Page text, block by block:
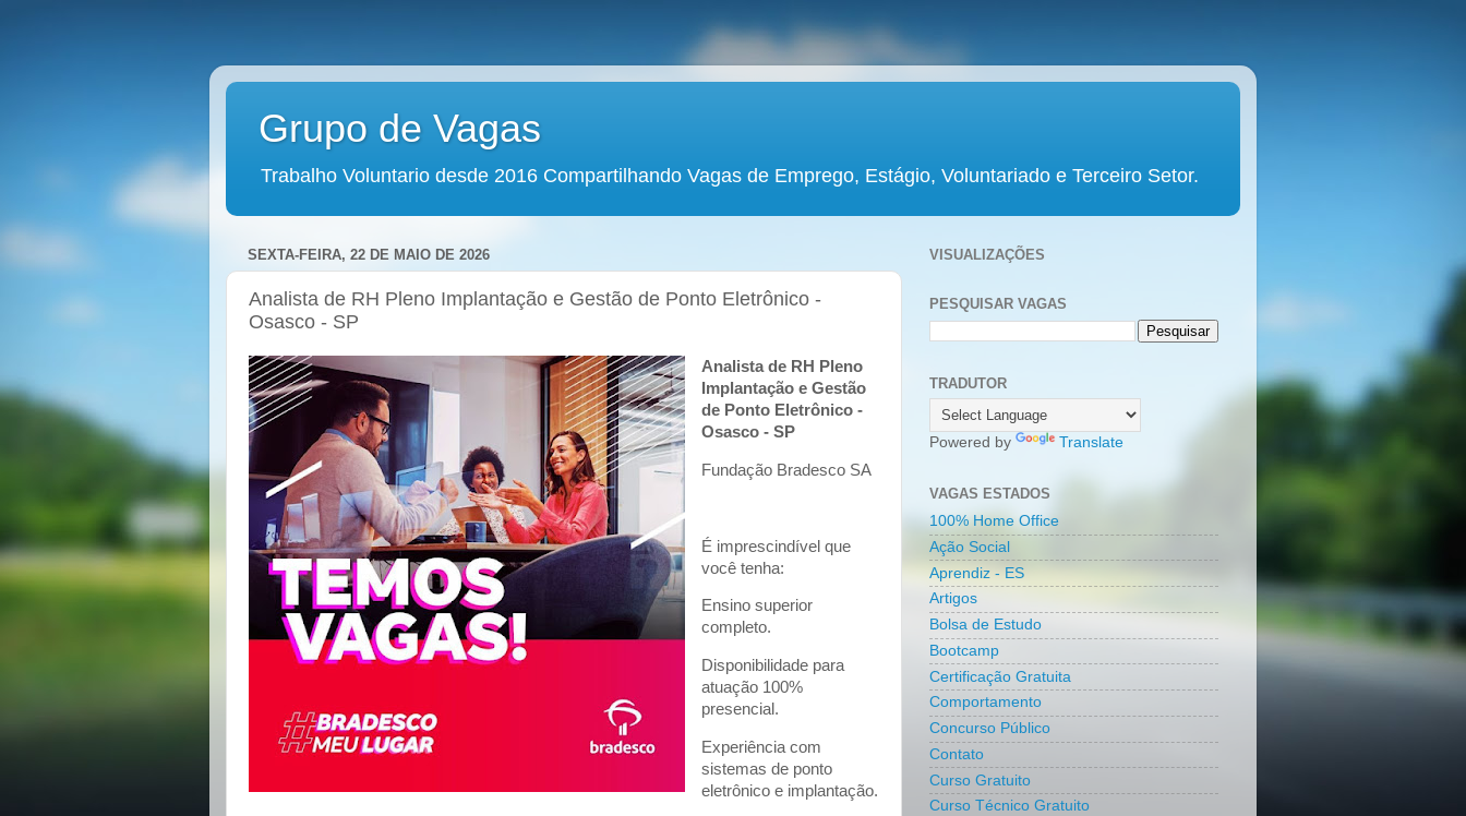
Grupo de Vagas
Trabalho Voluntario desde 2016 Compartilhando Vagas de Emprego, Estágio, Voluntariado e Terceiro Setor.
SEXTA-FEIRA, 22 DE MAIO DE 2026
Analista de RH Pleno Implantação e Gestão de Ponto Eletrônico -
Osasco - SP
Analista de RH Pleno
Implantação e Gestão
de Ponto Eletrônico -
Osasco - SP
Fundação Bradesco SA
É imprescindível que
você tenha:
Ensino superior
completo.
Disponibilidade para
atuação 100%
presencial.
Experiência com
sistemas de ponto
eletrônico e implantação.
VISUALIZAÇÕES
PESQUISAR VAGAS
TRADUTOR
Powered by Translate
VAGAS ESTADOS
100% Home Office
Ação Social
Aprendiz - ES
Artigos
Bolsa de Estudo
Bootcamp
Certificação Gratuita
Comportamento
Concurso Público
Contato
Curso Gratuito
Curso Técnico Gratuito